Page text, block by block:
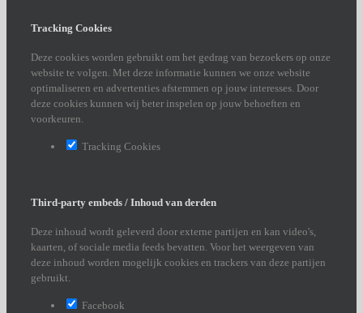
Tracking Cookies
Deze cookies worden gebruikt om het gedrag van bezoekers op onze
website te volgen. Met deze informatie kunnen we onze website
optimaliseren en advertenties afstemmen op jouw interesses. Door
deze cookies kunnen wij beter inspelen op jouw behoeften en
voorkeuren.
Tracking Cookies
Third-party embeds / Inhoud van derden
Deze inhoud wordt geleverd door externe partijen en kan video's,
kaarten, of sociale media feeds bevatten. Voor het weergeven van
deze inhoud worden mogelijk cookies en trackers van deze partijen
gebruikt.
Facebook